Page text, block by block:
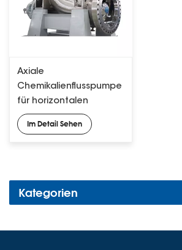
Axiale
Chemikalienflusspumpe
für horizontalen
Kreislaufreaktor
Im Detail Sehen
Kategorien